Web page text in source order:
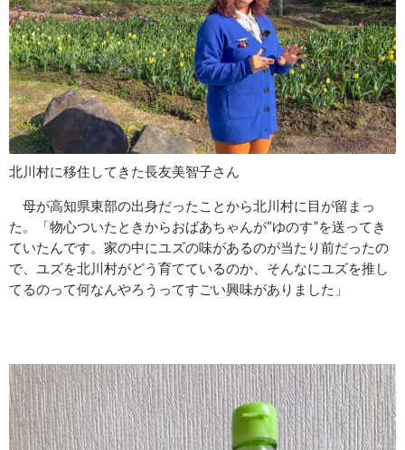
北川村に移住してきた長友美智子さん
母が高知県東部の出身だったことから北川村に目が留まっ
た。「物心ついたときからおばあちゃんが“ゆのす”を送ってき
ていたんです。家の中にユズの味があるのが当たり前だったの
で、ユズを北川村がどう育てているのか、そんなにユズを推し
てるのって何なんやろうってすごい興味がありました」